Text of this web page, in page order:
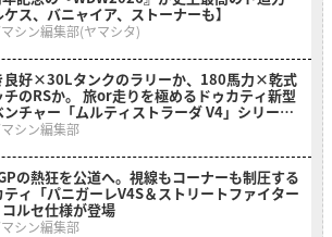
ケス、バニャイア、ストーナーも】
シン編集部(ヤマシタ)
良好×30Lタンクのラリーか、180馬力×乾式
チのRSか。 旅or走りを極めるドゥカティ新型
ンチャー「ムルティストラーダ V4」シリーズ
モデルがいよいよ日本上陸
シン編集部
の熱狂を公道へ。視線もコーナーも制圧する
ティ「パニガーレV4S＆ストリートファイター
ルセ仕様が登場
シン編集部